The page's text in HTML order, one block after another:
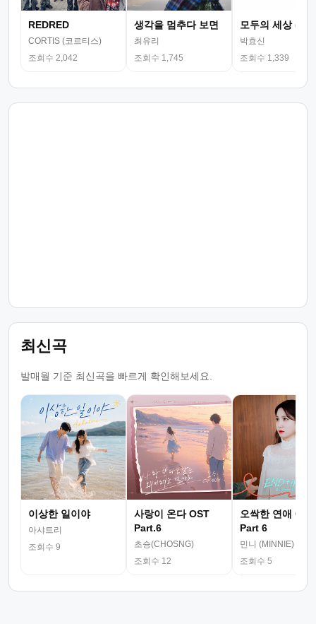
REDRED
CORTIS (코르티스)
조회수 2,042
생각을 멈추다 보면
최유리
조회수 1,745
모두의 세상 (뮤
박효신
조회수 1,339
최신곡
발매월 기준 최신곡을 빠르게 확인해보세요.
이상한 일이야
아샤트리
조회수 9
사랑이 온다 OST
Part.6
초승(CHOSNG)
조회수 12
오싹한 연애 OST
Part 6
민니 (MINNIE)
조회수 5